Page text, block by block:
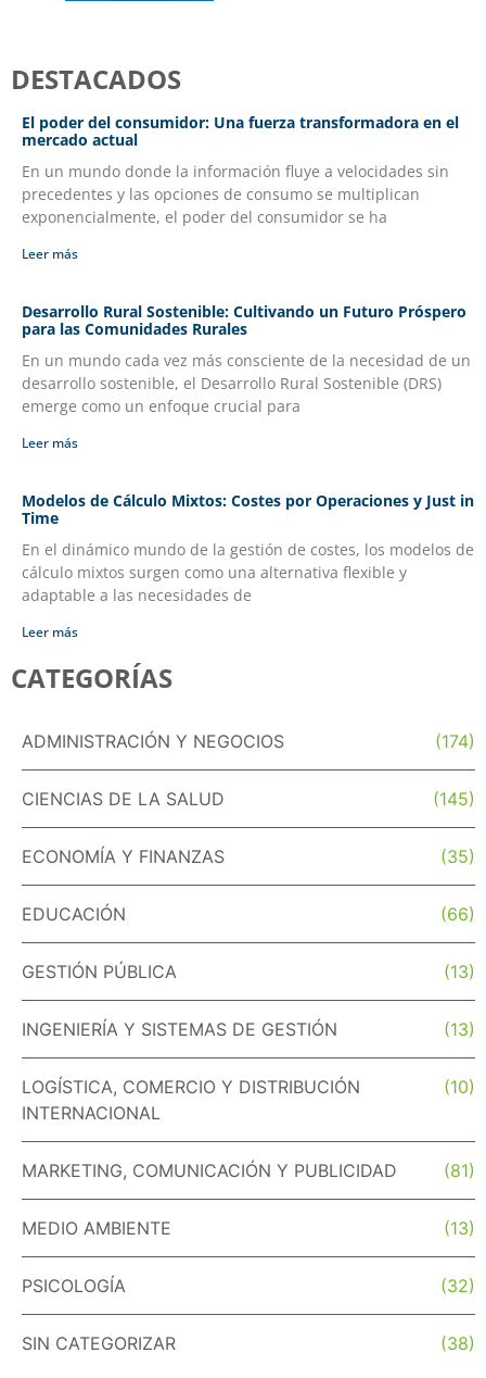
DESTACADOS
El poder del consumidor: Una fuerza transformadora en el
mercado actual
En un mundo donde la información fluye a velocidades sin
precedentes y las opciones de consumo se multiplican
exponencialmente, el poder del consumidor se ha
Leer más
Desarrollo Rural Sostenible: Cultivando un Futuro Próspero
para las Comunidades Rurales
En un mundo cada vez más consciente de la necesidad de un
desarrollo sostenible, el Desarrollo Rural Sostenible (DRS)
emerge como un enfoque crucial para
Leer más
Modelos de Cálculo Mixtos: Costes por Operaciones y Just in
Time
En el dinámico mundo de la gestión de costes, los modelos de
cálculo mixtos surgen como una alternativa flexible y
adaptable a las necesidades de
Leer más
CATEGORÍAS
ADMINISTRACIÓN Y NEGOCIOS (174)
CIENCIAS DE LA SALUD (145)
ECONOMÍA Y FINANZAS (35)
EDUCACIÓN (66)
GESTIÓN PÚBLICA (13)
INGENIERÍA Y SISTEMAS DE GESTIÓN (13)
LOGÍSTICA, COMERCIO Y DISTRIBUCIÓN
INTERNACIONAL
(10)
MARKETING, COMUNICACIÓN Y PUBLICIDAD (81)
MEDIO AMBIENTE (13)
PSICOLOGÍA (32)
SIN CATEGORIZAR (38)